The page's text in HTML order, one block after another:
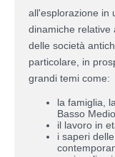
all'esplorazione in
dinamiche relative
delle società
particolare, in
grandi temi come:
la famiglia,
Basso
il lavoro in
i saperi